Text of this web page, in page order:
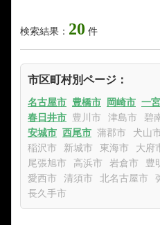
検索結果： 20 件
市区町村別ページ：
名古屋市 豊橋市 岡崎市 一
春日井市 豊川市 津島市 碧
安城市 西尾市 蒲郡市 犬山
稲沢市
新城市 東海市 大府
尾張旭市
高浜市 岩倉市 豊
愛西市
清須市 北名古屋市
長久手市